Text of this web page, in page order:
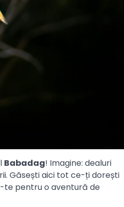
Babadag! Imagine: dealuri
Găsești aici tot ce-ți dorești
te pentru o aventură de